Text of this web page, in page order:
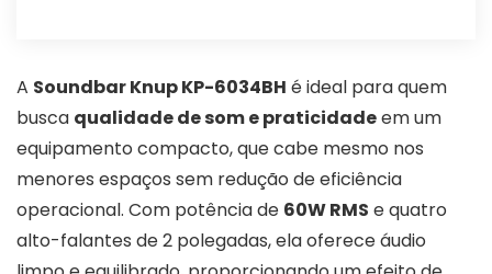
A Soundbar Knup KP-6034BH é ideal para quem
busca qualidade de som e praticidadeem um
equipamento compacto, que cabe mesmo nos
menores espaços sem redução de eficiência
operacional. Com potência de 60W RMS e quatro
alto-falantes de 2 polegadas, ela oferece áudio